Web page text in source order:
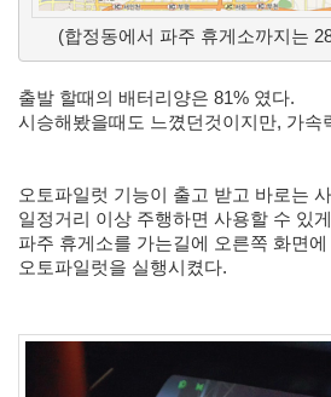
(합정동에서 파주 휴게소까지는
출발 할때의 배터리양은 81% 였다.
오토파일럿 기능이 출고 받고 바로는
일정거리 이상 주행하면 사용할 수 있
파주 휴게소를 가는길에 오른쪽 화면
오토파일럿을 실행시켰다.
바
pspsdk
모
아
답
터
Notices